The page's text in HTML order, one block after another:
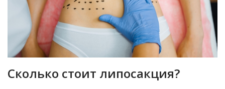
Сколько стоит липосакция?